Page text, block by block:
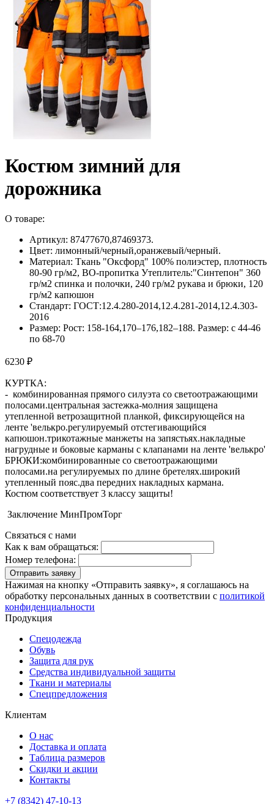
Костюм зимний для
дорожника
О товаре:
Артикул: 87477670,87469373.
Цвет: лимонный/черный,оранжевый/черный.
Материал: Ткань "Оксфорд" 100% полиэстер, плотность
80-90 гр/м2, ВО-пропитка Утеплитель:"Синтепон" 360
гр/м2 спинка и полочки, 240 гр/м2 рукава и брюки, 120
гр/м2 капюшон
Стандарт: ГОСТ:12.4.280-2014,12.4.281-2014,12.4.303-
2016
Размер: Рост: 158-164,170–176,182–188. Размер: с 44-46
по 68-70
6230 ₽
КУРТКА:
- комбинированная прямого силуэта со светоотражающими
полосами.центральная застежка-молния защищена
утепленной ветрозащитной планкой, фиксирующейся на
ленте 'велькро.регулируемый отстегивающийся
капюшон.трикотажные манжеты на запястьях.накладные
нагрудные и боковые карманы с клапанами на ленте 'велькро'
БРЮКИ:комбинированные со светоотражающими
полосами.на регулируемых по длине бретелях.широкий
утепленный пояс.два передних накладных кармана.
Костюм соответствует 3 классу защиты!
Заключение МинПромТорг
Связаться с нами
Как к вам обращаться:
Номер телефона:
Отправить заявку
Нажимая на кнопку «Отправить заявку», я соглашаюсь на
обработку персональных данных в соответствии с политикой
конфиденциальности
Продукция
Спецодежда
Обувь
Защита для рук
Средства индивидуальной защиты
Ткани и материалы
Спецпредложения
Клиентам
О нас
Доставка и оплата
Таблица размеров
Скидки и акции
Контакты
+7 (8342) 47-10-13